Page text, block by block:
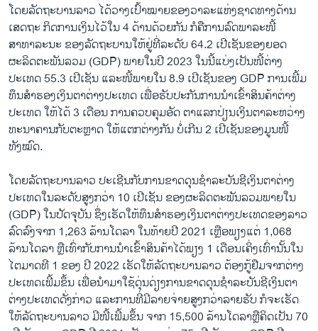
ໂດຍລັດຖະບານລາວ ໄດ້ວາງເປົ້າໝາຍຂອງວາລະແຫ່ງຊາດທາງດ້ານ
ເສດຖະ ກິດການເງິນໄວ້ໃນ 4 ດ້ານດ້ວຍກັນ ກໍຄືການລົດພາລະໜີ້
ສາທາລະນະ ຂອງລັດຖະບານໃຫ້ຢູ່ທີ່ລະດັບ 64.2 ເປີເຊັນຂອງຍອດ
ຜະລິດຕະພັນລວມ (GDP) ພາຍໃນປີ 2023 ໃນນີ້ແບ່ງເປັນໜີ້ຕ່າງ
ປະເທດ 55.3 ເປີເຊັນ ແລະໜີ້ພາຍໃນ 8.9 ເປີເຊັນຂອງ GDP ການເພີ້ມ
ທຶນສຳຮອງເງິນຕາຕ່າງປະເທດ ເພື່ອຮັບປະກັນການນຳເຂົ້າສິນຄ້າຕ່າງ
ປະເທດ ໃຫ້ໄດ້ 3 ເດືອນ ການຄວບຄຸມອັດ ຕາແລກປ່ຽນເງິນຕາລະຫວ່າງ
ທະນາຄານກັບຕະຫຼາດ ໃຫ້ແຕກຕ່າງກັນ ບໍ່ເກີນ 2 ເປີເຊັນຂອງມູນໜີ້
ທັງໝົດ.
ໂດຍລັດຖະບານລາວ ປະເຊີນກັບການຂາດດຸນຊຳລະບັນຊີເງິນຕາຕ່າງ
ປະເທດໃນລະດັບສູງກວ່າ 10 ເປີເຊັນ ຂອງຜະລິດຕະພັນລວມພາຍໃນ
(GDP) ໃນປັດຈຸບັນ ຊຶ່ງເຮັດໃຫ້ທຶນສຳຮອງເງິນຕາຕ່າງປະເທດຂອງລາວ
ລົດລົງຈາກ 1,263 ລ້ານໂດລາ ໃນທ້າຍປີ 2021 ເຫຼືອພຽງແຕ່ 1,068
ລ້ານໂດລາ ຫຼືເທົ່າກັບການນຳເຂົ້າສິນຄ້າໄດ້ພຽງ 1 ເດືອນເຄິ່ງເທົ່ານັ້ນໃນ
ໄຕມາດທີ 1 ຂອງ ປີ 2022 ເຮັດໃຫ້ລັດຖະບານລາວ ຕ້ອງກູ້ຢືມຈາກຕ່າງ
ປະເທດເພີ້ມຂຶ້ນ ເພື່ອນຳມາໃຊ້ດຸ່ນດ່ຽງການຂາດດຸນຊຳລະບັນຊີເງິນຕາ
ຕ່າງປະເທດດັ່ງກ່າວ ແລະການທີ່ມີລາຍຈ່າຍສູງກວ່າລາຍຮັບ ກໍຈະເຮັດ
ໃຫ້ລັດຖະບານລາວ ມີໜີ້ເພີ້ມຂຶ້ນ ຈາກ 15,500 ລ້ານໂດລາຫຼືຄິດເປັນ 70